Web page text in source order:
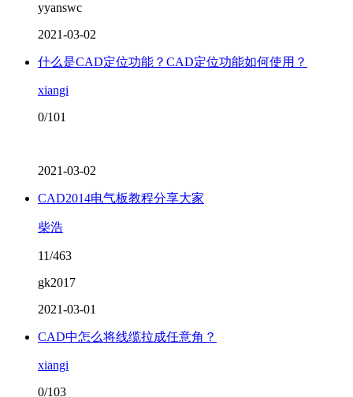
yyanswc
2021-03-02
什么是CAD定位功能？CAD定位功能如何使用？
xiangi
0/101
2021-03-02
CAD2014电气板教程分享大家
柴浩
11/463
gk2017
2021-03-01
CAD中怎么将线缆拉成任意角？
xiangi
0/103